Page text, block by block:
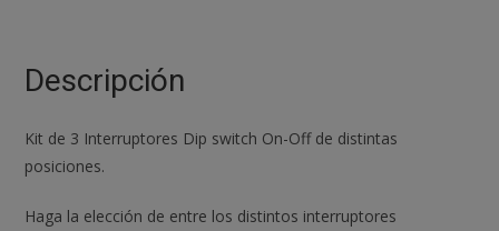
Descripción
Kit de 3 Interruptores Dip switch On-Off de distintas
posiciones.
Haga la elección de entre los distintos interruptores